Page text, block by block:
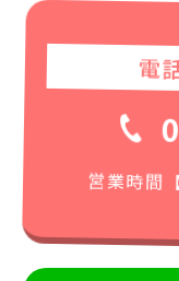
電
営業時間